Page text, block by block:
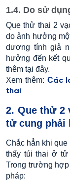
1.4. Do sử
Que thử thai 2
do ảnh hưởng
dương tính giả
hưởng đến kết
thêm tại đây.
Xem thêm: Các
thai
2. Que thử 2
tử cung phải
Chắc hẳn khi
thấy túi thai ở tử
Trong trường
pháp: